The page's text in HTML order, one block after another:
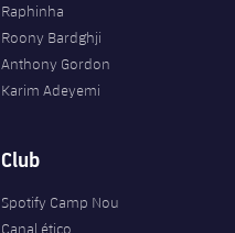
Raphinha
Roony Bardghji
Anthony Gordon
Karim Adeyemi
Club
Spotify Camp Nou
Canal ético